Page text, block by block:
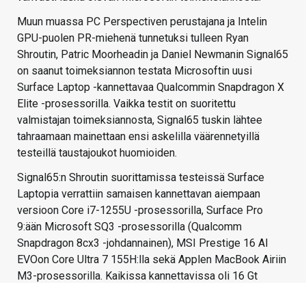
Muun muassa PC Perspectiven perustajana ja Intelin
GPU-puolen PR-miehenä tunnetuksi tulleen Ryan
Shroutin, Patric Moorheadin ja Daniel Newmanin Signal65
on saanut toimeksiannon testata Microsoftin uusi
Surface Laptop -kannettavaa Qualcommin Snapdragon X
Elite -prosessorilla. Vaikka testit on suoritettu
valmistajan toimeksiannosta, Signal65 tuskin lähtee
tahraamaan mainettaan ensi askelilla väärennetyillä
testeillä taustajoukot huomioiden.
Signal65:n Shroutin suorittamissa testeissä Surface
Laptopia verrattiin samaisen kannettavan aiempaan
versioon Core i7-1255U -prosessorilla, Surface Pro
9:ään Microsoft SQ3 -prosessorilla (Qualcomm
Snapdragon 8cx3 -johdannainen), MSI Prestige 16 AI
EVOon Core Ultra 7 155H:lla sekä Applen MacBook Airiin
M3-prosessorilla. Kaikissa kannettavissa oli 16 Gt